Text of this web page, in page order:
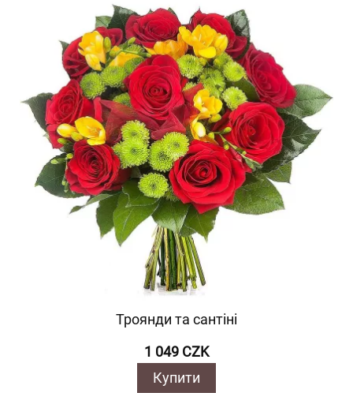
Троянди та сантіні
1 049 CZK
Купити